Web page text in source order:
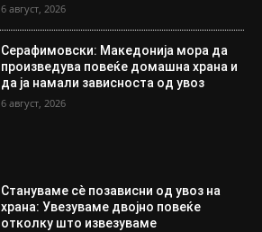
6 август, 2026
Серафимовски: Македонија мора да
произведува повеќе домашна храна и
да ја намали зависноста од увоз
6 август, 2026
Стануваме сè позависни од увоз на
храна: Увезуваме двојно повеќе
отколку што извезуваме